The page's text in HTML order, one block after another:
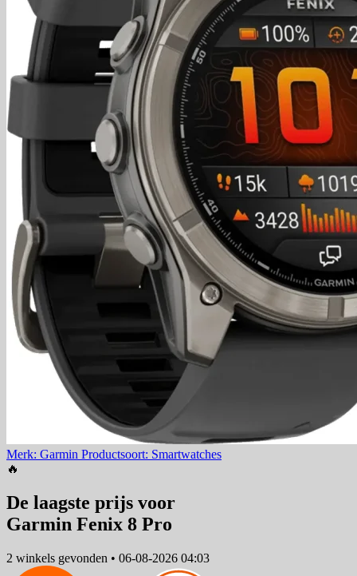
Merk: Garmin Productsoort: Smartwatches
🔥
De laagste prijs voor
Garmin Fenix 8 Pro
2 winkels gevonden • 06-08-2026 04:03